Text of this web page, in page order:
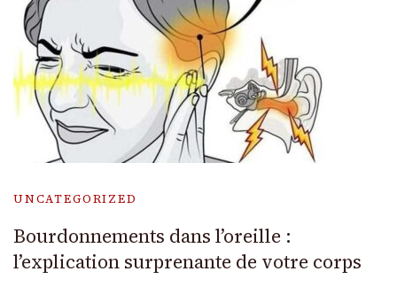
UNCATEGORIZED
Bourdonnements dans l’oreille :
l’explication surprenante de votre corps